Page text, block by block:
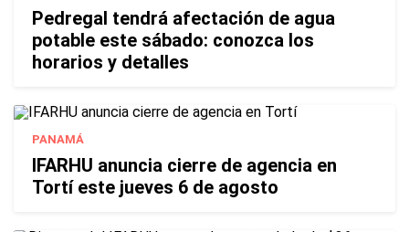
Pedregal tendrá afectación de agua
potable este sábado: conozca los
horarios y detalles
PANAMÁ
IFARHU anuncia cierre de agencia en
Tortí este jueves 6 de agosto